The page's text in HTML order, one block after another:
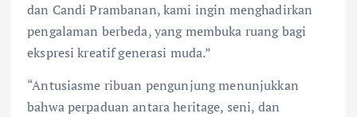
dan Candi Prambanan, kami ingin menghadirkan
pengalaman berbeda, yang membuka ruang bagi
ekspresi kreatif generasi muda.”
“Antusiasme ribuan pengunjung menunjukkan
bahwa perpaduan antara heritage, seni, dan